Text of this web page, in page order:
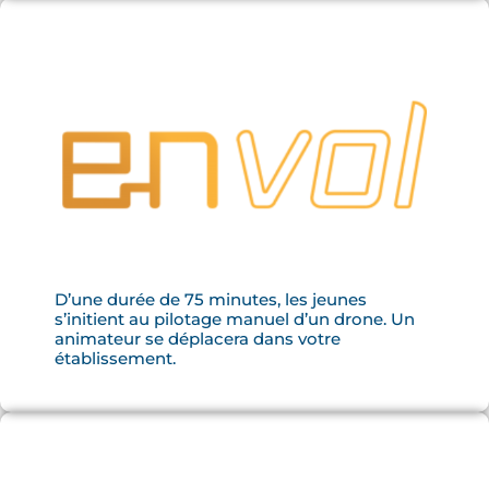
D’une durée de 75 minutes, les jeunes
s’initient au pilotage manuel d’un drone. Un
animateur se déplacera dans votre
établissement.